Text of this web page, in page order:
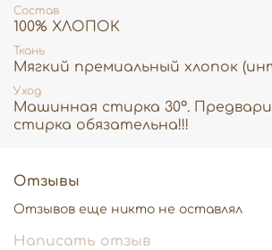
Состав
100% ХЛОПОК
Ткань
Мягкий премиальный хлопок
Уход
Машинная стирка 30°.
стирка обязательна!!!
Отзывы
Отзывов еще никто не оставлял
Написать отзыв